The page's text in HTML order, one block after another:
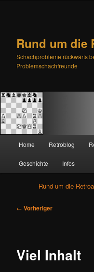
Rund um die
Schachprobleme rückwärts
Problemschachfreunde
Zum
primären
Inhalt
springen
Zum
sekundären
Inhalt
springen
Home Retroblog
Geschichte Infos
Rund um die
B
a
← Vorheriger
Viel Inhalt